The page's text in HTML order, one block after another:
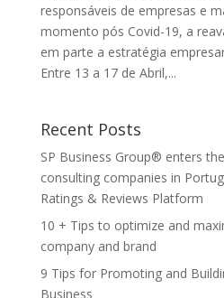
responsáveis de empresas e
momento pós Covid-19, a
em parte a estratégia
Entre 13 a 17 de Abril,...
Recent Posts
SP Business Group® enters
consulting companies in
Ratings & Reviews Platform
10 + Tips to optimize and
company and brand
9 Tips for Promoting and
Business